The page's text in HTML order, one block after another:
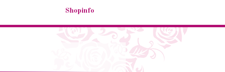
Shopinfo